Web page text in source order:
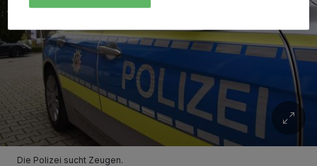
Die Polizei sucht Zeugen.